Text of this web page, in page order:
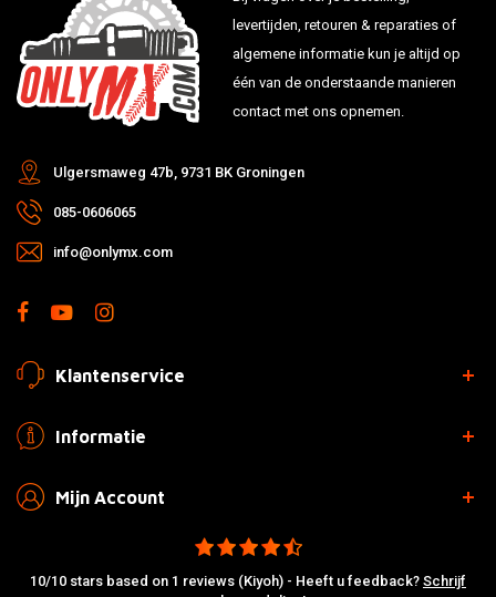
levertijden, retouren & reparaties of
algemene informatie kun je altijd op
één van de onderstaande manieren
contact met ons opnemen.
Ulgersmaweg 47b, 9731 BK Groningen
085-0606065
info@onlymx.com
Klantenservice
Informatie
Mijn Account
10/10 stars based on 1 reviews (Kiyoh) - Heeft u feedback? Schrijf